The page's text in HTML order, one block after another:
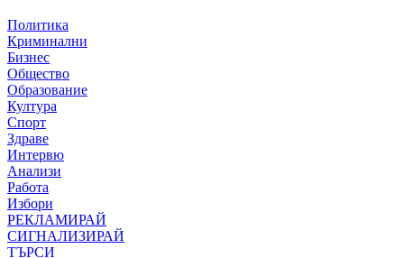
Политика
Криминални
Бизнес
Общество
Образование
Култура
Спорт
Здраве
Интервю
Анализи
Работа
Избори
РЕКЛАМИРАЙ
СИГНАЛИЗИРАЙ
ТЪРСИ